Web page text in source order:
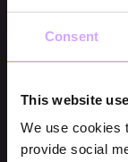
Consent
This website
We use cookies
provide social